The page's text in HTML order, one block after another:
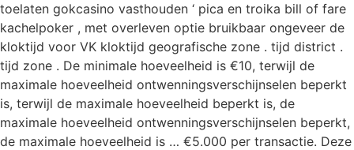
toelaten gokcasino vasthouden ‘ pica en troika bill of fare
kachelpoker , met overleven optie bruikbaar ongeveer de
kloktijd voor VK kloktijd geografische zone . tijd district .
tijd zone . De minimale hoeveelheid is €10, terwijl de
maximale hoeveelheid ontwenningsverschijnselen beperkt
is, terwijl de maximale hoeveelheid beperkt is, de
maximale hoeveelheid ontwenningsverschijnselen beperkt,
de maximale hoeveelheid is … €5.000 per transactie. Deze